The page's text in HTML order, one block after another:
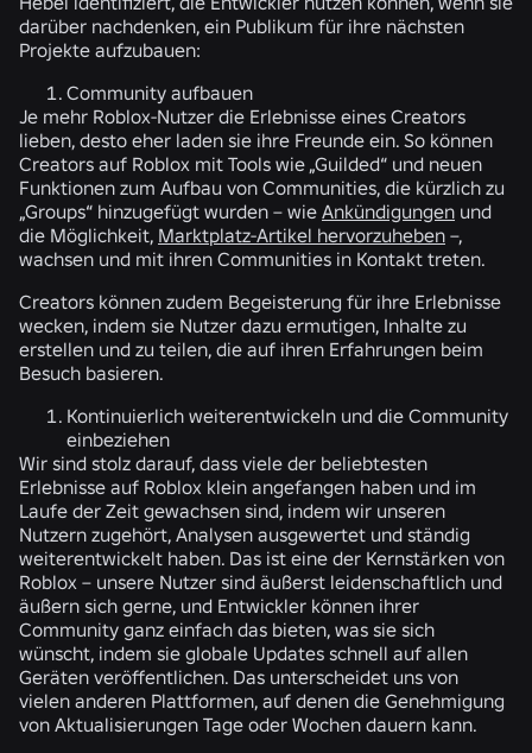
darüber nachdenken, ein Publikum für ihre nächsten
Projekte aufzubauen:
Community aufbauen
Je mehr Roblox-Nutzer die Erlebnisse eines Creators
lieben, desto eher laden sie ihre Freunde ein. So können
Creators auf Roblox mit Tools wie „Guilded“ und neuen
Funktionen zum Aufbau von Communities, die kürzlich zu
„Groups“ hinzugefügt wurden – wie Ankündigungen und
die Möglichkeit, Marktplatz-Artikel hervorzuheben –,
wachsen und mit ihren Communities in Kontakt treten.
Creators können zudem Begeisterung für ihre Erlebnisse
wecken, indem sie Nutzer dazu ermutigen, Inhalte zu
erstellen und zu teilen, die auf ihren Erfahrungen beim
Besuch basieren.
Kontinuierlich weiterentwickeln und die Community
einbeziehen
Wir sind stolz darauf, dass viele der beliebtesten
Erlebnisse auf Roblox klein angefangen haben und im
Laufe der Zeit gewachsen sind, indem wir unseren
Nutzern zugehört, Analysen ausgewertet und ständig
weiterentwickelt haben. Das ist eine der Kernstärken von
Roblox – unsere Nutzer sind äußerst leidenschaftlich und
äußern sich gerne, und Entwickler können ihrer
Community ganz einfach das bieten, was sie sich
wünscht, indem sie globale Updates schnell auf allen
Geräten veröffentlichen. Das unterscheidet uns von
vielen anderen Plattformen, auf denen die Genehmigung
von Aktualisierungen Tage oder Wochen dauern kann.